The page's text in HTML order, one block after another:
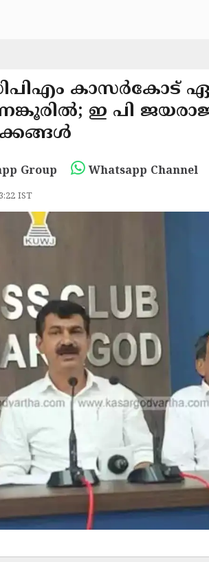
സിപിഎം കാസർകോട്
ഇ പി
Group Whatsapp Channel
IST